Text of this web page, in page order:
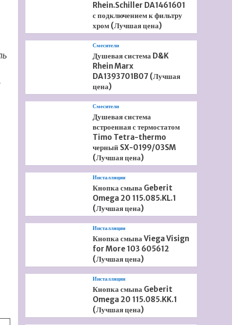
Rhein.Schiller DA1461601
с подключением к фильтру
хром (Лучшая цена)
Смесители
Душевая система D&K
Rhein Marx
DA1393701B07 (Лучшая
цена)
Смесители
Душевая система
встроенная с термостатом
Timo Tetra-thermo
черный SX-0199/03SM
(Лучшая цена)
Инсталляции
Кнопка смыва Geberit
Omega 20 115.085.KL.1
(Лучшая цена)
Инсталляции
Кнопка смыва Viega Visign
for More 103 605612
(Лучшая цена)
Инсталляции
Кнопка смыва Geberit
Omega 20 115.085.KK.1
(Лучшая цена)